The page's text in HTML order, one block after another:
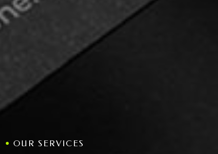
OUR SERVICES